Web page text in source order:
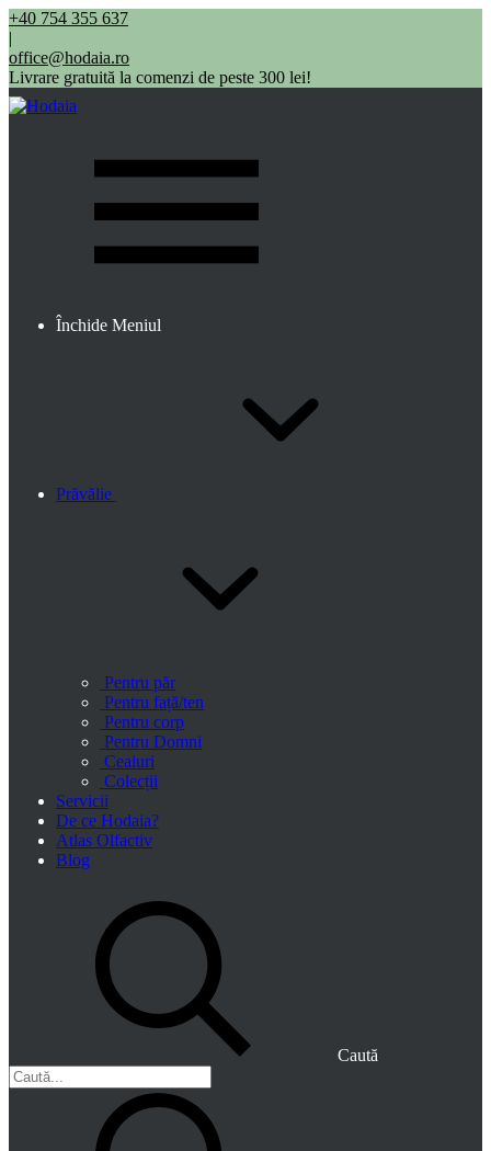
+40 754 355 637
|
office@hodaia.ro
Livrare gratuită la comenzi de peste 300 lei!
Închide Meniul
Prăvălie
Pentru păr
Pentru față/ten
Pentru corp
Pentru Domni
Ceaiuri
Colecții
Servicii
De ce Hodaia?
Atlas Olfactiv
Blog
Caută